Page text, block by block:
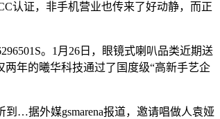
认证，非手机营业也传来了好动静，而正
。1月26日，眼镜式喇叭品类近期送
两年的曦华科技通过了国度级“高新手艺企
…据外媒gsmarena报道，邀请唱做人袁娅